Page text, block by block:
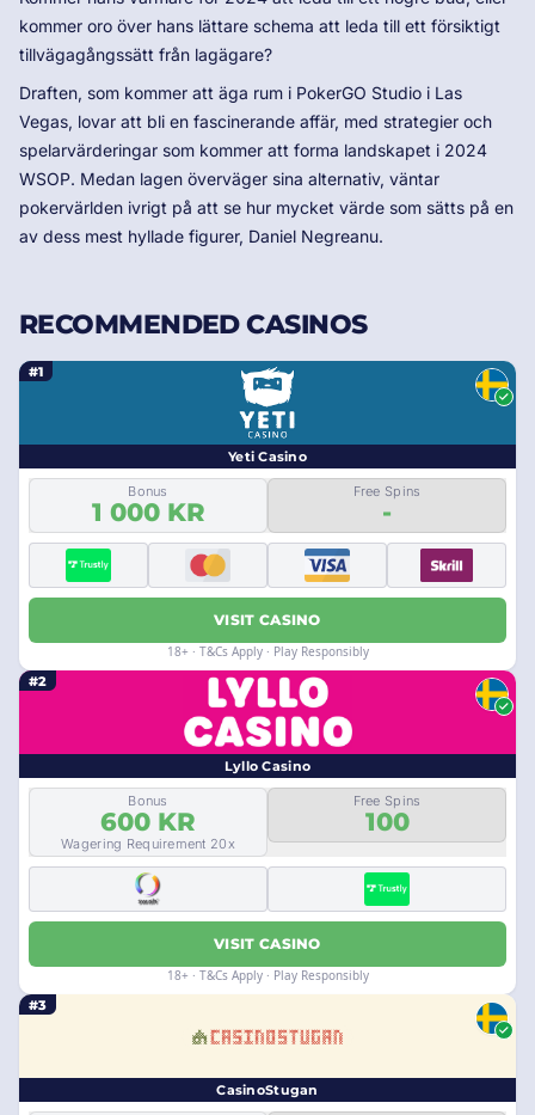
kommer oro över hans lättare schema att leda till ett försiktigt
tillvägagångssätt från lagägare?
Draften, som kommer att äga rum i PokerGO Studio i Las
Vegas, lovar att bli en fascinerande affär, med strategier och
spelarvärderingar som kommer att forma landskapet i 2024
WSOP. Medan lagen överväger sina alternativ, väntar
pokervärlden ivrigt på att se hur mycket värde som sätts på en
av dess mest hyllade figurer, Daniel Negreanu.
RECOMMENDED CASINOS
#1
Yeti Casino
Bonus
1 000 KR
Free Spins
-
VISIT CASINO
18+ · T&Cs Apply · Play Responsibly
#2
Lyllo Casino
Bonus
600 KR
Wagering Requirement 20x
Free Spins
100
VISIT CASINO
18+ · T&Cs Apply · Play Responsibly
#3
CasinoStugan